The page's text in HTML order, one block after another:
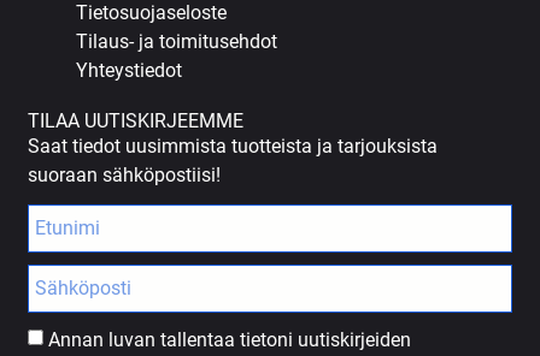
Tietosuojaseloste
Tilaus- ja toimitusehdot
Yhteystiedot
TILAA UUTISKIRJEEMME
Saat tiedot uusimmista tuotteista ja tarjouksista
suoraan sähköpostiisi!
Annan luvan tallentaa tietoni uutiskirjeiden